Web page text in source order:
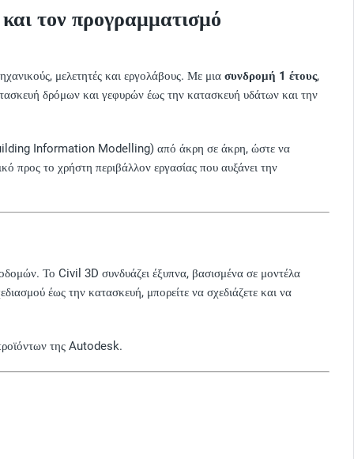
τον προγραμματισμό
μελετητές και εργολάβους. Με μια συνδρομή 1 έτους,
δρόμων και γεφυρών έως την κατασκευή υδάτων και την
(Building Information Modelling) από άκρη σε άκρη, ώστε να
προς το χρήστη περιβάλλον εργασίας που αυξάνει την
Το Civil 3D συνδυάζει έξυπνα, βασισμένα σε μοντέλα
έως την κατασκευή, μπορείτε να σχεδιάζετε και να
της Autodesk.